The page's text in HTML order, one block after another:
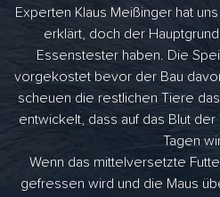
Experten Klaus Meißinger hat
erklärt, doch der
Essenstester haben. Die
vorgekostet bevor der Bau
scheuen die restlichen Tiere
entwickelt, dass auf das Blut
Tagen
Wenn das mittelversetzte
gefressen wird und die Maus